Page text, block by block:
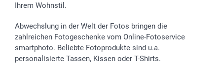
Ihrem Wohnstil.
Abwechslung in der Welt der Fotos bringen die
zahlreichen Fotogeschenke vom Online-Fotoservice
smartphoto. Beliebte Fotoprodukte sind u.a.
personalisierte Tassen, Kissen oder T-Shirts.